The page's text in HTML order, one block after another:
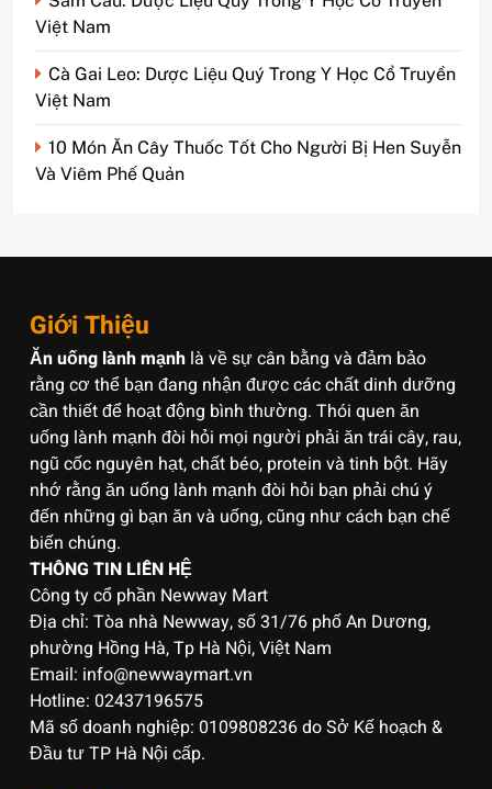
Việt Nam
Cà Gai Leo: Dược Liệu Quý Trong Y Học Cổ Truyền
Việt Nam
10 Món Ăn Cây Thuốc Tốt Cho Người Bị Hen Suyễn
Và Viêm Phế Quản
Giới Thiệu
Ăn uống lành mạnh là về sự cân bằng và đảm bảo
rằng cơ thể bạn đang nhận được các chất dinh dưỡng
cần thiết để hoạt động bình thường. Thói quen ăn
uống lành mạnh đòi hỏi mọi người phải ăn trái cây, rau,
ngũ cốc nguyên hạt, chất béo, protein và tinh bột. Hãy
nhớ rằng ăn uống lành mạnh đòi hỏi bạn phải chú ý
đến những gì bạn ăn và uống, cũng như cách bạn chế
biến chúng.
THÔNG TIN LIÊN HỆ
Công ty cổ phần Newway Mart
Địa chỉ: Tòa nhà Newway, số 31/76 phố An Dương,
phường Hồng Hà, Tp Hà Nội, Việt Nam
Email: info@newwaymart.vn
Hotline: 02437196575
Mã số doanh nghiệp: 0109808236 do Sở Kế hoạch &
Đầu tư TP Hà Nội cấp.